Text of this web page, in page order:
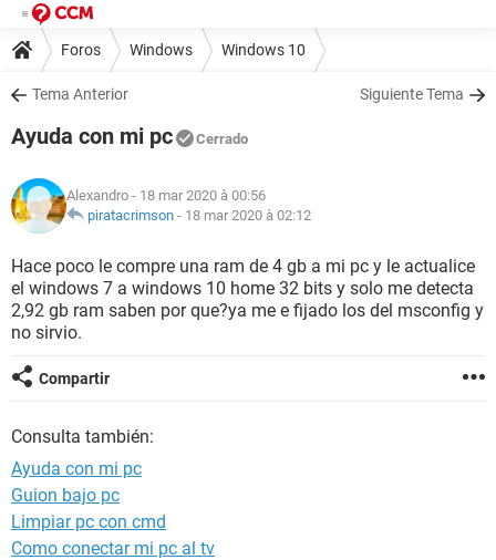
Foros Windows Windows 10
Tema Anterior Siguiente Tema
Ayuda con mi pc Cerrado
Alexandro - 18 mar 2020 à 00:56
piratacrimson - 18 mar 2020 à 02:12
Hace poco le compre una ram de 4 gb a mi pc y le actualice
el windows 7 a windows 10 home 32 bits y solo me detecta
2,92 gb ram saben por que?ya me e fijado los del msconfig y
no sirvio.
Compartir
Consulta también:
Ayuda con mi pc
Guion bajo pc
Limpiar pc con cmd
Como conectar mi pc al tv